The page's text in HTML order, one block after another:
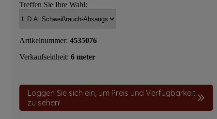
Treffen Sie Ihre Wahl:
Artikelnummer: 4535076
Verkaufseinheit: 6 meter
Loggen Sie sich ein, um Preis und Verfügbarkeit
zu sehen!